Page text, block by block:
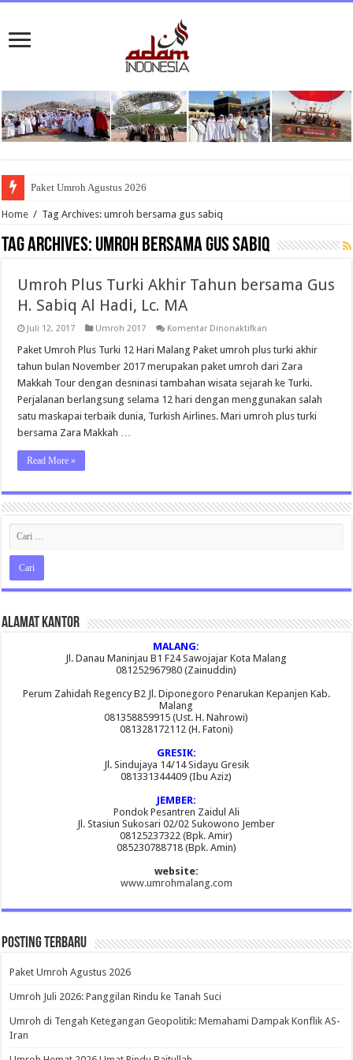
Paket Umroh Agustus 2026
Home / Tag Archives: umroh bersama gus sabiq
Tag Archives: umroh bersama gus sabiq
Umroh Plus Turki Akhir Tahun bersama Gus
H. Sabiq Al Hadi, Lc. MA
Juli 12, 2017 Umroh 2017 Komentar Dinonaktifkan
Plus
Akhir
Tahun
bersama
Gus
H.
Sabiq
Paket Umroh Plus Turki 12 Hari Malang Paket umroh plus turki akhir
tahun bulan November 2017 merupakan paket umroh dari Zara
Makkah Tour dengan desninasi tambahan wisata sejarah ke Turki.
Perjalanan berlangsung selama 12 hari dengan menggunakan salah
satu maskapai terbaik dunia, Turkish Airlines. Mari umroh plus turki
bersama Zara Makkah …
Read More »
Alamat Kantor
MALANG:
Jl. Danau Maninjau B1 F24 Sawojajar Kota Malang
081252967980 (Zainuddin)
Perum Zahidah Regency B2 Jl. Diponegoro Penarukan Kepanjen Kab.
Malang
081358859915 (Ust. H. Nahrowi)
081328172112 (H. Fatoni)
GRESIK:
Jl. Sindujaya 14/14 Sidayu Gresik
081331344409 (Ibu Aziz)
JEMBER:
Pondok Pesantren Zaidul Ali
Jl. Stasiun Sukosari 02/02 Sukowono Jember
08125237322 (Bpk. Amir)
085230788718 (Bpk. Amin)
website:
www.umrohmalang.com
Posting Terbaru
Paket Umroh Agustus 2026
Umroh Juli 2026: Panggilan Rindu ke Tanah Suci
Umroh di Tengah Ketegangan Geopolitik: Memahami Dampak Konflik AS-
Iran